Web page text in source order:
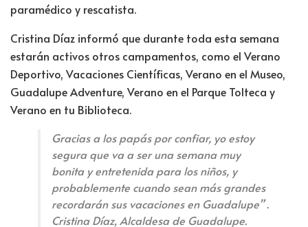
paramédico y rescatista.
Cristina Díaz informó que durante toda esta semana
estarán activos otros campamentos, como el Verano
Deportivo, Vacaciones Científicas, Verano en el Museo,
Guadalupe Adventure, Verano en el Parque Tolteca y
Verano en tu Biblioteca.
Gracias a los papás por confiar, yo estoy
segura que va a ser una semana muy
bonita y entretenida para los niños, y
probablemente cuando sean más grandes
recordarán sus vacaciones en Guadalupe” .
Cristina Díaz, Alcaldesa de Guadalupe.